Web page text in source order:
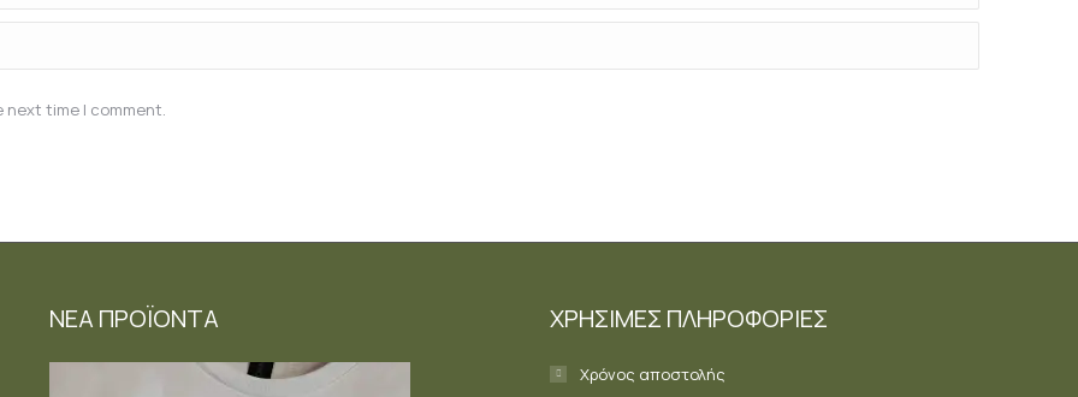
next time I comment.
ΝΕΑ ΠΡΟΪΟΝΤΑ ΧΡΗΣΙΜΕΣ ΠΛΗΡΟΦΟΡΙΕΣ
Χρόνος αποστολής